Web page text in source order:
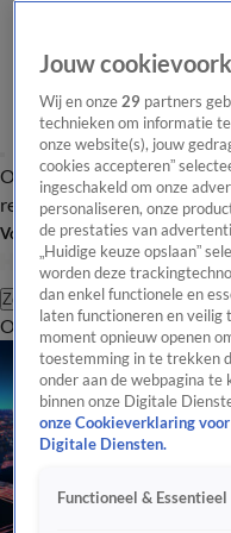
Overzicht Laatste nieuws
redactie
Volg Hart van Nederland
Zoeken
OverzichtRegio
Jouw
Wij en onze29 partners
technieken om informatie
onze website(s), jouw
cookies accepteren”
ingeschakeld om onze
personaliseren, onze
de prestaties van
„Huidige keuze opslaan”
worden deze
dan enkel functionele en
laten functioneren en veilig
moment opnieuw openen
toestemming in te trekken
onder aan de webpagina te
binnen onze Digitale
onze Cookieverklaring
Digitale Diensten.
Functioneel & Essentieel